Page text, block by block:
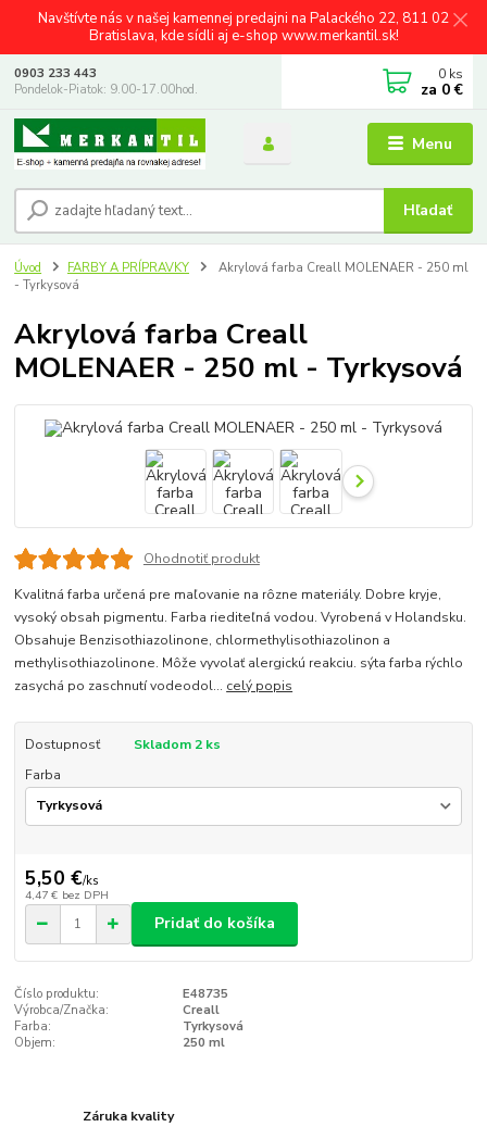
Navštívte nás v našej kamennej predajni na Palackého 22, 811 02
Bratislava, kde sídli aj e-shop www.merkantil.sk!
Menu
Hľadať
0903 233 443
Pondelok-Piatok: 9.00-17.00hod.
0 ks
za 0 €
Úvod FARBY A PRÍPRAVKY
Akrylová farba Creall MOLENAER - 250 ml
- Tyrkysová
Akrylová farba Creall
MOLENAER - 250 ml - Tyrkysová
Ohodnotiť produkt
Kvalitná farba určená pre maľovanie na rôzne materiály. Dobre kryje,
vysoký obsah pigmentu. Farba riediteľná vodou. Vyrobená v Holandsku.
Obsahuje Benzisothiazolinone, chlormethylisothiazolinon a
methylisothiazolinone. Môže vyvolať alergickú reakciu. sýta farba rýchlo
zasychá po zaschnutí vodeodol... celý popis
Dostupnosť
Skladom 2 ks
Farba
5,50 €/ks
4,47 € bez DPH
Pridať do košíka
Číslo produktu:
E48735
Výrobca/Značka:
Creall
Farba:
Tyrkysová
Objem:
250 ml
Záruka kvality